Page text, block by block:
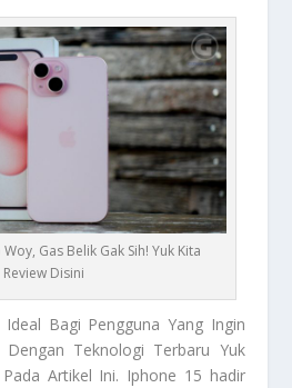
Gas Belik Gak Sih! Yuk Kita
Review Disini
Ideal Bagi Pengguna Yang Ingin
Dengan Teknologi Terbaru Yuk
Artikel Ini. Iphone 15 hadir